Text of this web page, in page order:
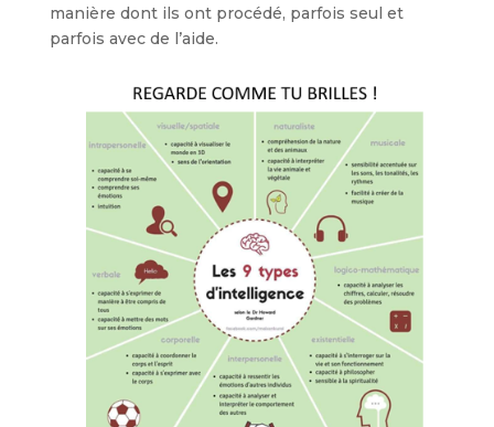
manière dont ils ont procédé, parfois seul et
parfois avec de l’aide.